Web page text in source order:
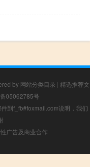
by 网站分类目录 | 精选推荐文
05062785号
到f_fb#foxmail.com说明，我们
广告及商业合作